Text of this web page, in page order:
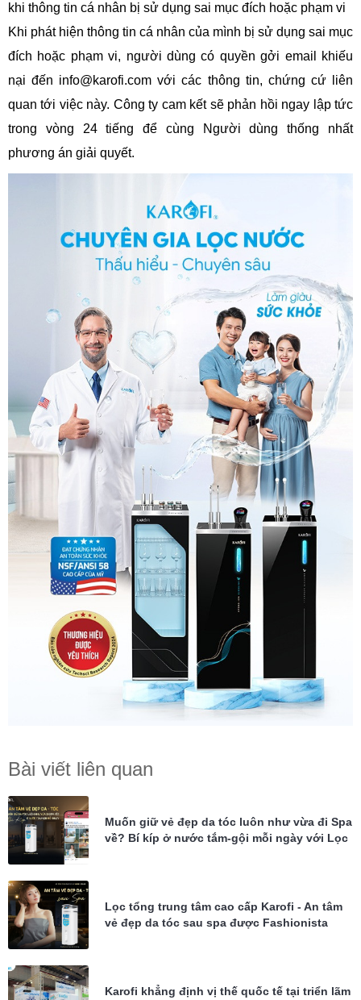
khi thông tin cá nhân bị sử dụng sai mục đích hoặc phạm vi
Khi phát hiện thông tin cá nhân của mình bị sử dụng sai mục
đích hoặc phạm vi, người dùng có quyền gởi email khiếu
nại đến info@karofi.com với các thông tin, chứng cứ liên
quan tới việc này. Công ty cam kết sẽ phản hồi ngay lập tức
trong vòng 24 tiếng để cùng Người dùng thống nhất
phương án giải quyết.
Bài viết liên quan
Muốn giữ vẻ đẹp da tóc luôn như vừa đi Spa
về? Bí kíp ở nước tắm-gội mỗi ngày với Lọc
Lọc tổng trung tâm cao cấp Karofi - An tâm
vẻ đẹp da tóc sau spa được Fashionista
Karofi khẳng định vị thế quốc tế tại triển lãm